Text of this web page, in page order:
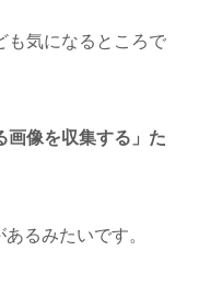
も気になるところで
画像を収集する」た
るみたいです。